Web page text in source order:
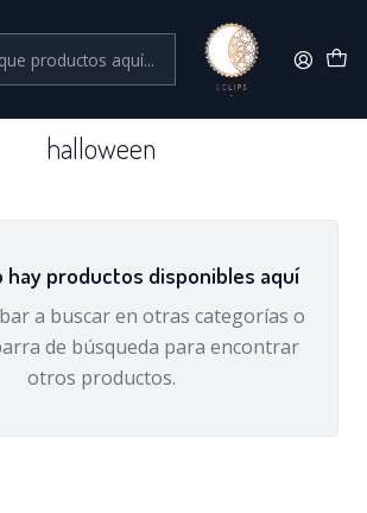
Inicio halloween
halloween
hay productos disponibles aquí
a buscar en otras categorías o
de búsqueda para encontrar
otros productos.